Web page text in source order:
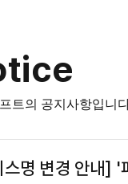
트의 공지사항입니
스명 변경 안내] '